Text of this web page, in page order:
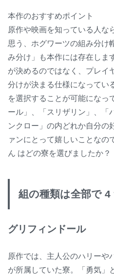
本作のおすすめポイント
原作や映画を知っている人な
思う、ホグワーツの組み分け
み分け」も本作には存在しま
が決めるのではなく、プレイ
分けが決まる仕様になってい
を選択することが可能になっ
ール」、「スリザリン」、「
ンクロー」の内どれか自分の
ァンにとって嬉しいことなの
ん はどの寮を選びましたか？
組の種類は全部で 4
グリフィンドール
原作では、主人公のハリーや
が所属していた寮。「勇気」